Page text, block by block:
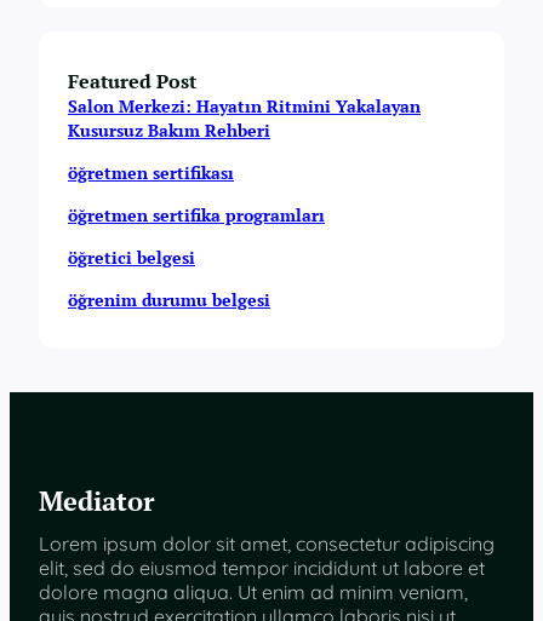
Featured Post
Salon Merkezi: Hayatın Ritmini Yakalayan
Kusursuz Bakım Rehberi
öğretmen sertifikası
öğretmen sertifika programları
öğretici belgesi
öğrenim durumu belgesi
Mediator
Lorem ipsum dolor sit amet, consectetur adipiscing
elit, sed do eiusmod tempor incididunt ut labore et
dolore magna aliqua. Ut enim ad minim veniam,